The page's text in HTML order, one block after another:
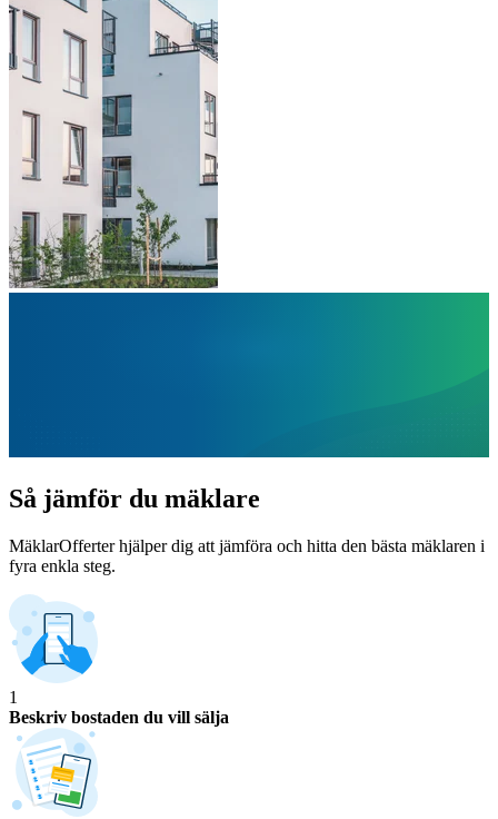
Så jämför du mäklare
MäklarOfferter hjälper dig att jämföra och hitta den bästa mäklaren i
fyra enkla steg.
1
Beskriv bostaden du vill sälja